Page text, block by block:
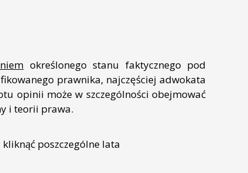
określonego stanu faktycznego pod
prawnika, najczęściej adwokata
opinii może w szczególności obejmować
i teorii prawa.
poszczególne lata